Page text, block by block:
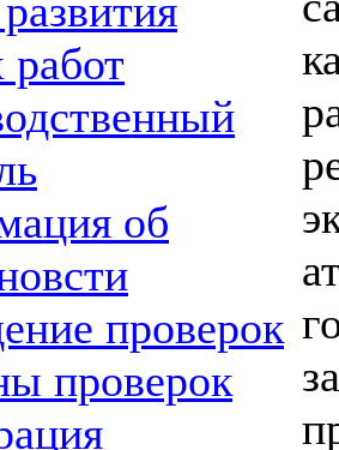
об
проверок
проверок